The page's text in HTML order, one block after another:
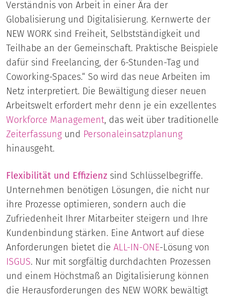
Verständnis von Arbeit in einer Ära der
Globalisierung und Digitalisierung. Kernwerte der
NEW WORK sind Freiheit, Selbstständigkeit und
Teilhabe an der Gemeinschaft. Praktische Beispiele
dafür sind Freelancing, der 6-Stunden-Tag und
Coworking-Spaces.“ So wird das neue Arbeiten im
Netz interpretiert. Die Bewältigung dieser neuen
Arbeitswelt erfordert mehr denn je ein exzellentes
Workforce Management, das weit über traditionelle
Zeiterfassung und Personaleinsatzplanung
hinausgeht.
Flexibilität und Effizienz sind Schlüsselbegriffe.
Unternehmen benötigen Lösungen, die nicht nur
ihre Prozesse optimieren, sondern auch die
Zufriedenheit Ihrer Mitarbeiter steigern und Ihre
Kundenbindung stärken. Eine Antwort auf diese
Anforderungen bietet die ALL-IN-ONE-Lösung von
ISGUS. Nur mit sorgfältig durchdachten Prozessen
und einem Höchstmaß an Digitalisierung können
die Herausforderungen des NEW WORK bewältigt